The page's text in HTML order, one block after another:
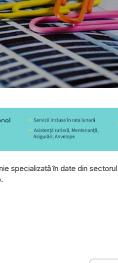
specializată în date din